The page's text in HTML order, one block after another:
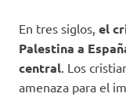
En tres siglos, el
Palestina a
central . Los
amenaza para el